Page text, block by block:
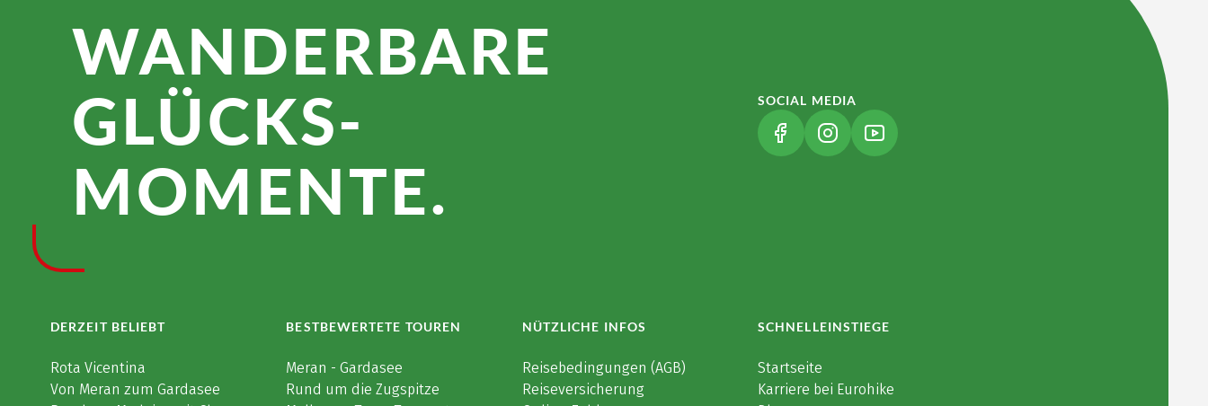
WANDER­BARE
GLÜCKS­
MOMENTE.
SOCIAL MEDIA
(LINK ÖFFNET IN NEUEM TAB)
(LINK ÖFFNET IN NEUEM TAB)
(LINK ÖFFNET IN NEUEM TAB)
DERZEIT BELIEBT
Rota Vicentina
Von Meran zum Gardasee
BESTBEWERTETE TOUREN
Meran - Gardasee
Rund um die Zugspitze
NÜTZLICHE INFOS
Reisebedingungen (AGB)
Reiseversicherung
SCHNELLEINSTIEGE
Startseite
Karriere bei Eurohike